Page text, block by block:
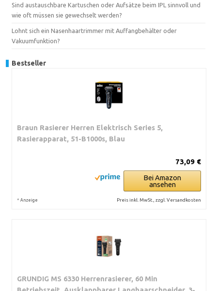
Sind austauschbare Kartuschen oder Aufsätze beim IPL sinnvoll und
wie oft müssen sie gewechselt werden?
Lohnt sich ein Nasenhaartrimmer mit Auffangbehälter oder
Vakuumfunktion?
Bestseller
Braun Rasierer Herren Elektrisch Series 5,
Rasierapparat, 51-B1000s, Blau
73,09 €
Bei Amazon
ansehen
* Anzeige Preis inkl. MwSt., zzgl. Versandkosten
GRUNDIG MS 6330 Herrenrasierer, 60 Min